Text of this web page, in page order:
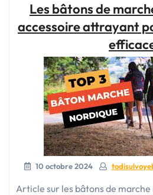
Les bâtons de
accessoire attrayant
10 octobre 2024
Article sur les bâtons de